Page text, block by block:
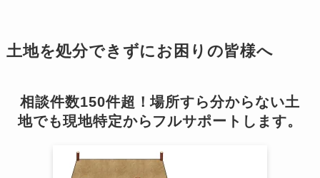
土地を処分できずにお困りの皆様へ
相談件数150件超！場所すら分からない土
地でも現地特定からフルサポートします。